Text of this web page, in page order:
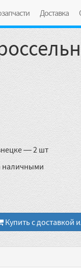
Доставка
— 2 шт
наличными
Купить с доставкой